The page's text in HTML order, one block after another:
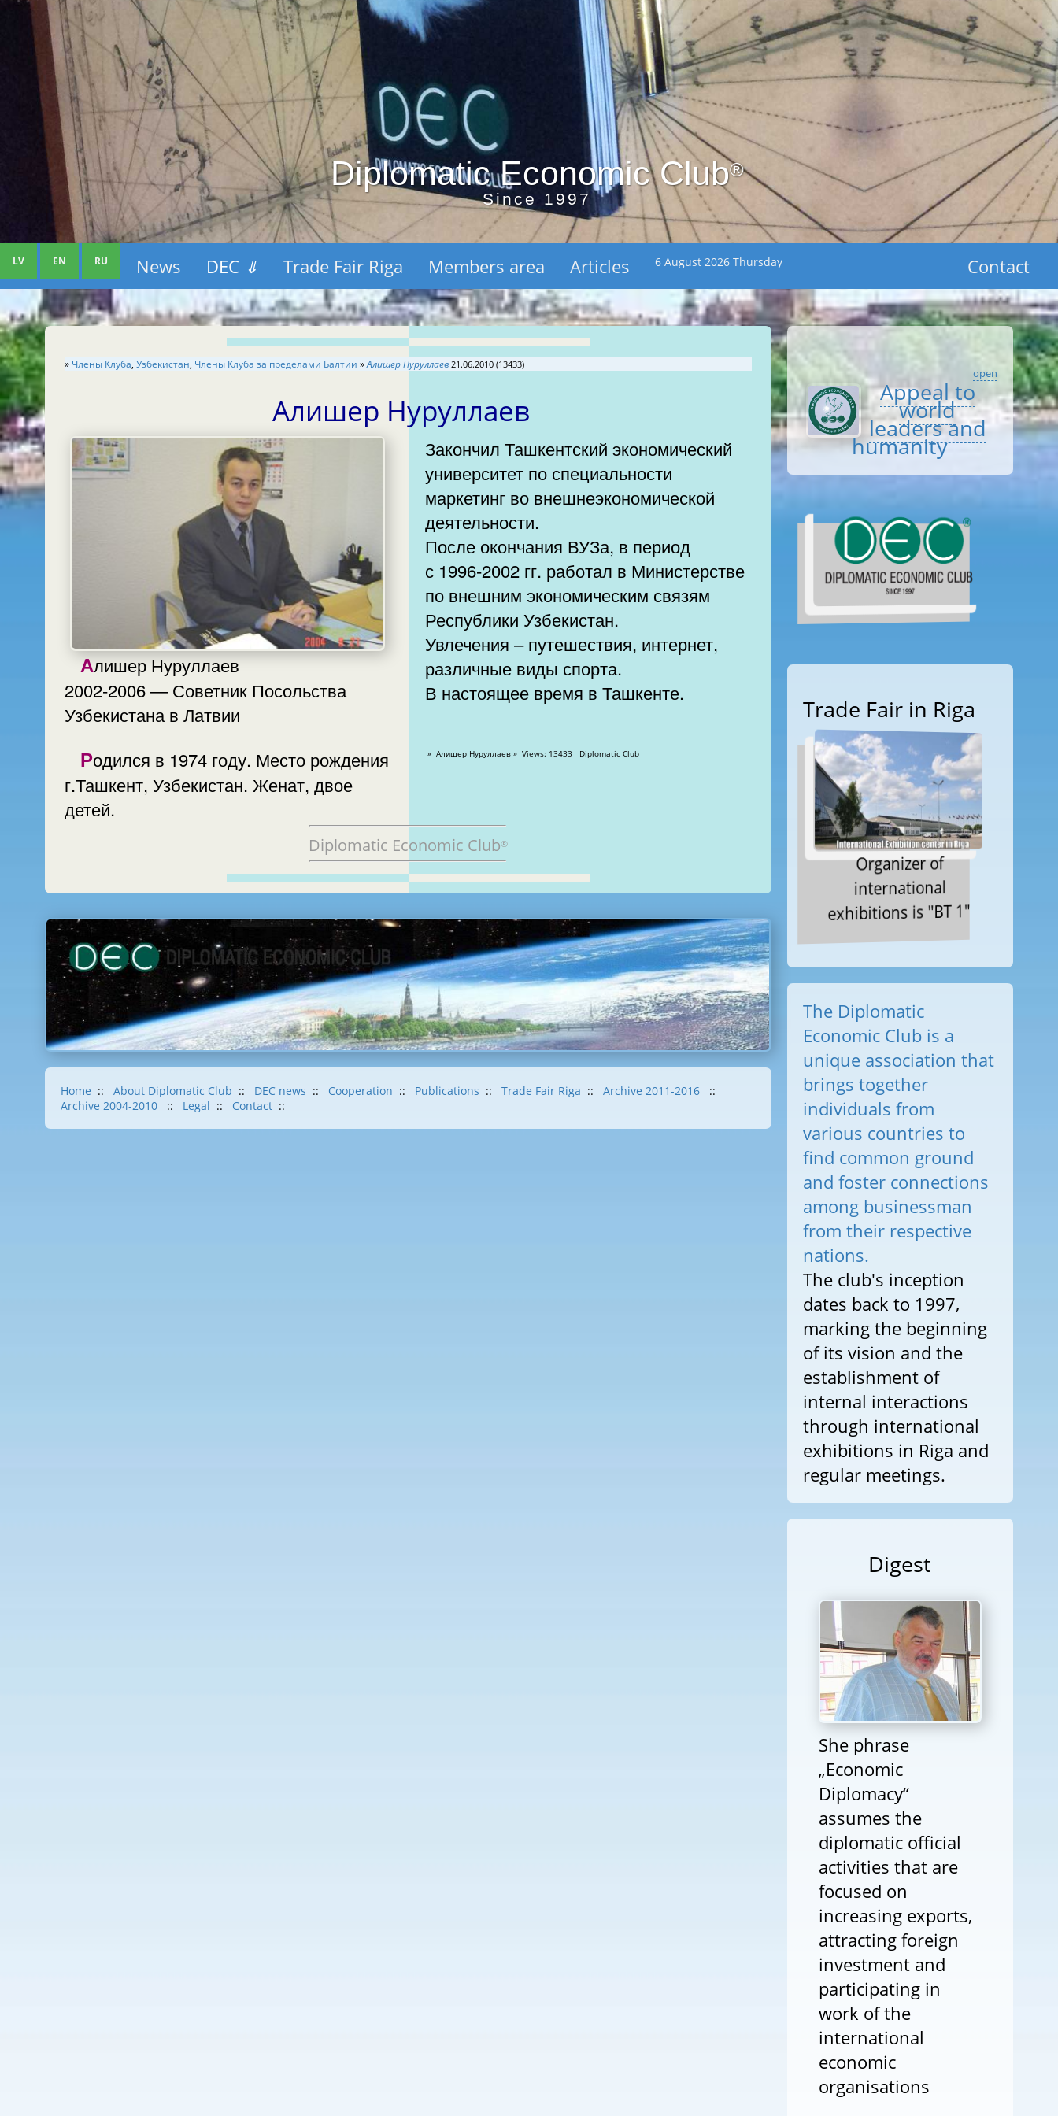
Diplomatic Economic Club®
Since 1997
LV EN RU News DEC ⇓ Trade Fair Riga Members area Articles 6 August 2026 Thursday Contact
» Члены Клуба, Узбекистан, Члены Клуба за пределами Балтии »Алишер Нуруллаев 21.06.2010 (13433)
Алишер Нуруллаев
Алишер Нуруллаев
2002-2006 — Советник Посольства
Узбекистана в Латвии
Родился в 1974 году. Место рождения
г.Ташкент, Узбекистан. Женат, двое
детей.
Закончил Ташкентский экономический
университет по специальности
маркетинг во внешнеэкономической
деятельности.
После окончания ВУЗа, в период
с 1996-2002 гг. работал в Министерстве
по внешним экономическим связям
Республики Узбекистан.
Увлечения – путешествия, интернет,
различные виды спорта.
В настоящее время в Ташкенте.
» Алишер Нуруллаев » Views: 13433 Diplomatic Club
Diplomatic Economic Club®
Home :: About Diplomatic Club :: DEC news :: Cooperation :: Publications :: Trade Fair Riga :: Archive 2011-2016
::
Archive 2004-2010
:: Legal :: Contact ::
open
Appeal to
world
leaders and
humanity
Trade Fair in Riga
Organizer of
international
exhibitions is "BT 1"
The Diplomatic
Economic Club is a
unique association that
brings together
individuals from
various countries to
find common ground
and foster connections
among businessman
from their respective
nations.
The club's inception
dates back to 1997,
marking the beginning
of its vision and the
establishment of
internal interactions
through international
exhibitions in Riga and
regular meetings.
Digest
She phrase
„Economic
Diplomacy“
assumes the
diplomatic official
activities that are
focused on
increasing exports,
attracting foreign
investment and
participating in
work of the
international
economic
organisations